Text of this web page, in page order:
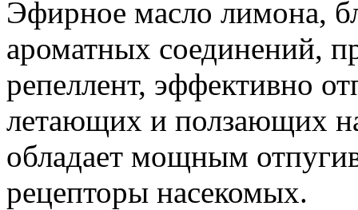
Эфирное масло лимона,
ароматных соединений,
репеллент, эффективно
летающих и ползающих
обладает мощным
рецепторы насекомых.